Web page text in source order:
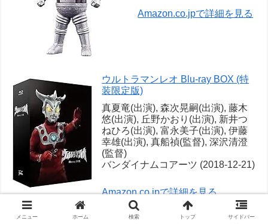
Amazon.co.jpで詳細を見る
ウルトラマンレオ Blu-ray BOX (特
装限定版)
真夏竜(出演), 森次晃嗣(出演), 藤木
悠(出演), 丘野かおり(出演), 新井つ
ねひろ(出演), 富永美子(出演), 伊藤
幸雄(出演), 真船禎(監督), 深沢清澄
(監督)
バンダイナムコアーツ (2018-12-21)
Amazon.co.jpで詳細を見る
ウルトラマンレオ 45th
メニュー ホーム 検索 トップ サイドバー